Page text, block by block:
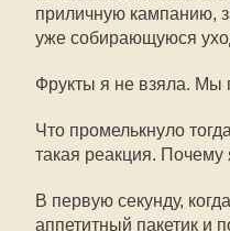
приличную кампанию,
уже собирающуюся
Фрукты я не взяла. Мы
Что промелькнуло
такая реакция. Почему
В первую секунду,
аппетитный пакетик и